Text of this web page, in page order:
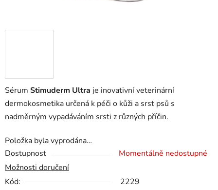
Sérum Stimuderm Ultra je inovativní veterinární
dermokosmetika určená k péči o kůži a srst psů s
nadměrným vypadáváním srsti z různých příčin.
Položka byla vyprodána…
Dostupnost
Momentálně nedostupné
Možnosti doručení
Kód:
2229